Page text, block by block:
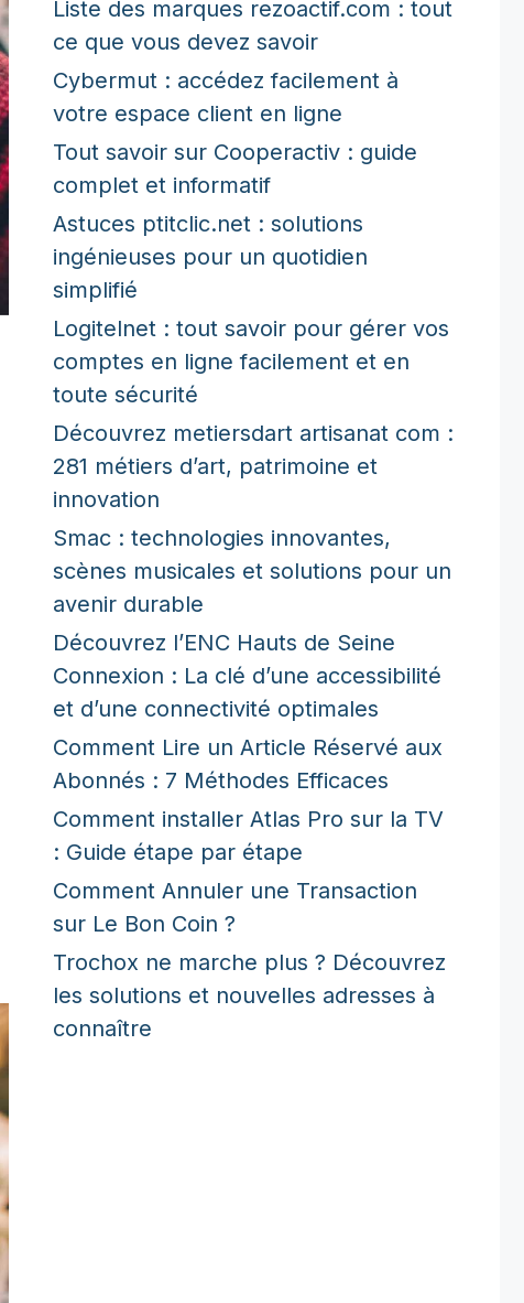
Liste des marques rezoactif.com : tout
ce que vous devez savoir
Cybermut : accédez facilement à
votre espace client en ligne
Tout savoir sur Cooperactiv : guide
complet et informatif
Astuces ptitclic.net : solutions
ingénieuses pour un quotidien
simplifié
Logitelnet : tout savoir pour gérer vos
comptes en ligne facilement et en
toute sécurité
Découvrez metiersdart artisanat com :
281 métiers d’art, patrimoine et
innovation
Smac : technologies innovantes,
scènes musicales et solutions pour un
avenir durable
Découvrez l’ENC Hauts de Seine
Connexion : La clé d’une accessibilité
et d’une connectivité optimales
Comment Lire un Article Réservé aux
Abonnés : 7 Méthodes Efficaces
Comment installer Atlas Pro sur la TV
: Guide étape par étape
Comment Annuler une Transaction
sur Le Bon Coin ?
Trochox ne marche plus ? Découvrez
les solutions et nouvelles adresses à
connaître